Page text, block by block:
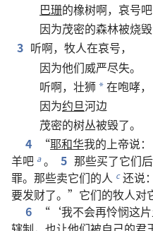
巴珊的橡树啊， 哀号吧
因为茂密的森林被烧毁
3 听啊， 牧人在哀号，
因为他们威严尽失。
听啊， 壮狮 *在咆哮，
因为约旦河边
茂密的树丛被毁了。
4
“耶和华我的上帝说
羊吧 a 。 5 那些买了它们后
罪。 那些卖它们的人 c 还说
要发财了。” 它们的牧人对
6
“‘我不会再怜悯这片